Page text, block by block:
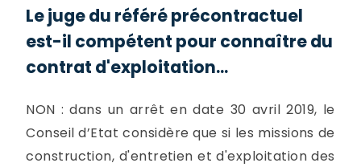
Le juge du référé précontractuel
est-il compétent pour connaître du
contrat d'exploitation...
NON : dans un arrêt en date 30 avril 2019, le
Conseil d’Etat considère que si les missions de
construction, d'entretien et d'exploitation des